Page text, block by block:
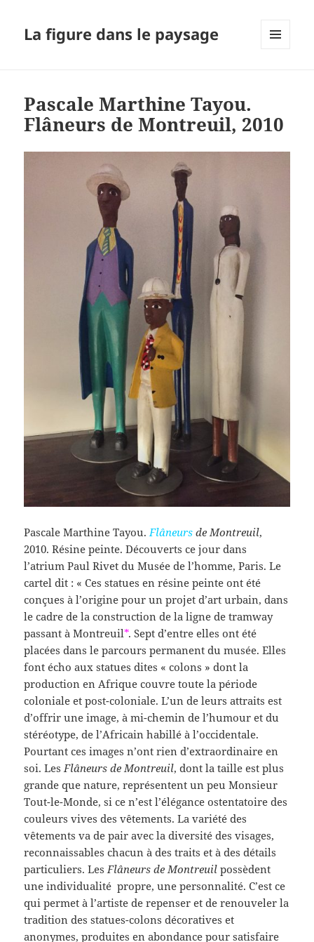
La figure dans le paysage
Pascale Marthine Tayou.
Flâneurs de Montreuil, 2010
Pascale Marthine Tayou. Flâneurs de Montreuil,
2010. Résine peinte. Découverts ce jour dans
l’atrium Paul Rivet du Musée de l’homme, Paris. Le
cartel dit : « Ces statues en résine peinte ont été
conçues à l’origine pour un projet d’art urbain, dans
le cadre de la construction de la ligne de tramway
passant à Montreuil*. Sept d’entre elles ont été
placées dans le parcours permanent du musée. Elles
font écho aux statues dites « colons » dont la
production en Afrique couvre toute la période
coloniale et post-coloniale. L’un de leurs attraits est
d’offrir une image, à mi-chemin de l’humour et du
stéréotype, de l’Africain habillé à l’occidentale.
Pourtant ces images n’ont rien d’extraordinaire en
soi. Les Flâneurs de Montreuil, dont la taille est plus
grande que nature, représentent un peu Monsieur
Tout-le-Monde, si ce n’est l’élégance ostentatoire des
couleurs vives des vêtements. La variété des
vêtements va de pair avec la diversité des visages,
reconnaissables chacun à des traits et à des détails
particuliers. Les Flâneurs de Montreuil possèdent
une individualité propre, une personnalité. C’est ce
qui permet à l’artiste de repenser et de renouveler la
tradition des statues-colons décoratives et
anonymes, produites en abondance pour satisfaire